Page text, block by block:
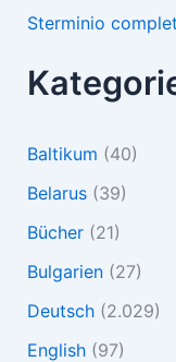
Sterminio
Baltikum (40)
Belarus(39)
Bücher(21)
Bulgarien(27)
Deutsch(2.029)
English(97)